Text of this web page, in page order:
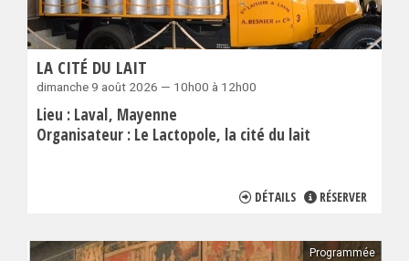
LA CITÉ DU LAIT
dimanche 9 août 2026 — 10h00 à 12h00
Lieu : Laval Mayenne
Organisateur : Le Lactopole, la cité du lait
DÉTAILS RÉSERVER
Programmée